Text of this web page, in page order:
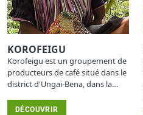
KOROFEIGU
Korofeigu est un groupement de
producteurs de café situé dans le
district d'Ungai-Bena, dans la…
DÉCOUVRIR